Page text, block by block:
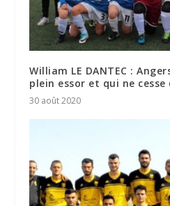
William LE DANTEC :
plein essor et qui ne cesse
30 août 2020